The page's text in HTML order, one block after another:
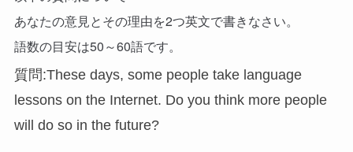
あなたの意見とその理由を2つ英文で書きなさい。
語数の目安は50～60語です。
質問:These days, some people take language
lessons on the Internet. Do you think more people
will do so in the future?